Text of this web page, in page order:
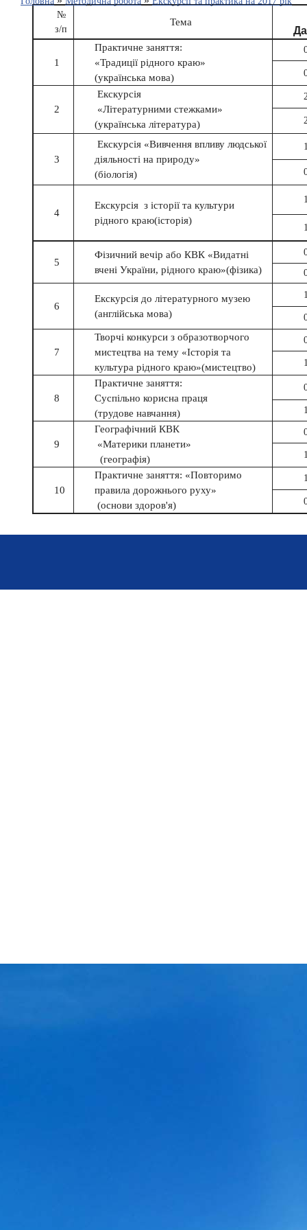
№
з/п
Тема
1
Практичне заняття:
«Традиції рідного краю»
(українська мова)
2
Екскурсія
«Літературними стежками»
(українська література)
3
Екскурсія «Вивчення впливу людської
діяльності на природу»
(біологія)
4
Екскурсія з історії та культури
рідного краю(історія)
5
Фізичний вечір або КВК «Видатні
вчені України, рідного краю»(фізика)
6
Екскурсія до літературного музею
(англійська мова)
7
Творчі конкурси з образотворчого
мистецтва на тему «Історія та
культура рідного краю»(мистецтво)
8
Практичне заняття:
Суспільно корисна праця
(трудове навчання)
9
Географічний КВК
«Материки планети»
(географія)
10
Практичне заняття: «Повторимо
правила дорожнього руху»
(основи здоров'я)